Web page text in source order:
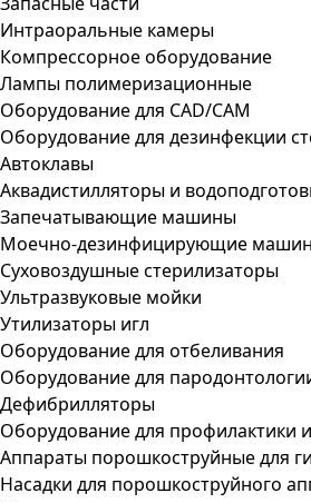
Интраоральные камеры
Компрессорное оборудование
Лампы полимеризационные
Оборудование для CAD/CAM
Оборудование для дезинфекции
Автоклавы
Аквадистилляторы и
Запечатывающие машины
Моечно-дезинфицирующие
Суховоздушные стерилизаторы
Ультразвуковые мойки
Утилизаторы игл
Оборудование для отбеливания
Оборудование для
Дефибрилляторы
Оборудование для профилактики
Аппараты порошкоструйные для
Насадки для порошкоструйного